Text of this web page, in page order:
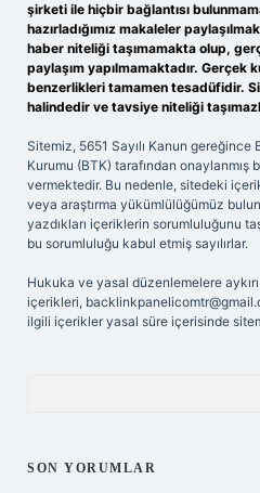
şirketi ile hiçbir bağlantısı
hazırladığımız makaleler
haber niteliği taşımamakta olup,
paylaşım yapılmamaktadır. Gerçek
benzerlikleri tamamen tesadüfidir.
halindedir ve tavsiye niteliği
Sitemiz, 5651 Sayılı Kanun
Kurumu (BTK) tarafından onaylanmış
vermektedir. Bu nedenle, sitedeki
veya araştırma yükümlülüğümüz
yazdıkları içeriklerin sorumluluğunu
bu sorumluluğu kabul etmiş sayılırlar.
Hukuka ve yasal düzenlemelere
içerikleri,
ilgili içerikler yasal süre içerisinde
SON YORUMLAR